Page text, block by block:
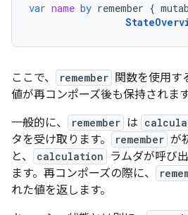
var name by remember {
ここで、 remember 関数を使用す
値が再コンポーズ後も保持されます
一般的に、
remember は
タを受け取ります。
remember が
と、
calculation
ラムダが呼び
ます。再コンポーズの際に、
れた値を返します。